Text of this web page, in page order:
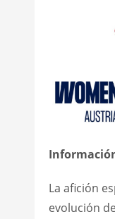
La afición
evolución